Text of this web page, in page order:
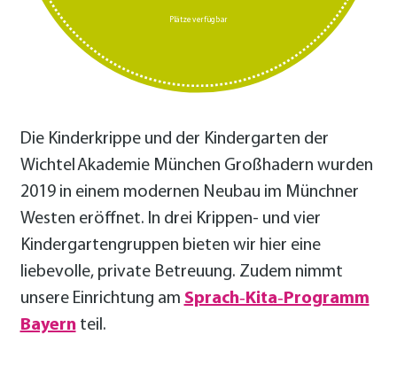
Plätze verfügbar
Die Kinderkrippe und der Kindergarten der
Wichtel Akademie München Großhadern wurden
2019 in einem modernen Neubau im Münchner
Westen eröffnet. In drei Krippen- und vier
Kindergartengruppen bieten wir hier eine
liebevolle, private Betreuung. Zudem nimmt
unsere Einrichtung am Sprach‑Kita‑Programm
Bayernteil.